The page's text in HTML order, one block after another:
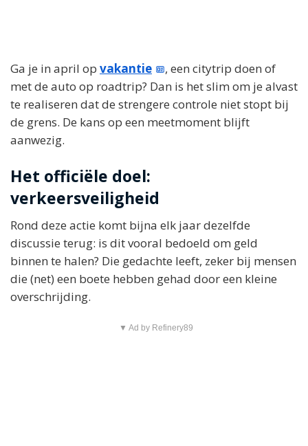
Ga je in april op vakantie
, een citytrip doen of
met de auto op roadtrip? Dan is het slim om je alvast
te realiseren dat de strengere controle niet stopt bij
de grens. De kans op een meetmoment blijft
aanwezig.
Het officiële doel:
verkeersveiligheid
Rond deze actie komt bijna elk jaar dezelfde
discussie terug: is dit vooral bedoeld om geld
binnen te halen? Die gedachte leeft, zeker bij mensen
die (net) een boete hebben gehad door een kleine
overschrijding.
▼ Ad by Refinery89